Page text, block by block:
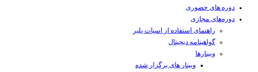
دوره های حضوری
دوره‌های مجازی
راهنمای استفاده از اسپات پلیر
گواهینامه دیجیتال
وبینار‌ها
وبینار های برگزار شده